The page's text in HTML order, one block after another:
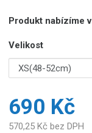
Produkt nabízíme
Velikost
690 Kč
570,25 Kč bez DPH